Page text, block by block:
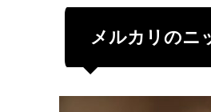
メルカリのニ